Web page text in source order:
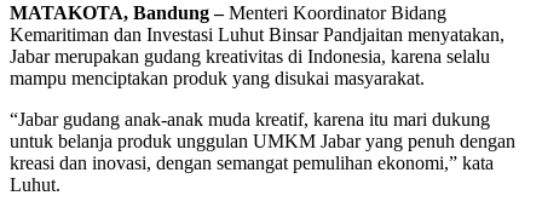
MATAKOTA, Bandung –Menteri Koordinator Bidang
Kemaritiman dan Investasi Luhut Binsar Pandjaitan menyatakan,
Jabar merupakan gudang kreativitas di Indonesia, karena selalu
mampu menciptakan produk yang disukai masyarakat.
“Jabar gudang anak-anak muda kreatif, karena itu mari dukung
untuk belanja produk unggulan UMKM Jabar yang penuh dengan
kreasi dan inovasi, dengan semangat pemulihan ekonomi,” kata
Luhut.